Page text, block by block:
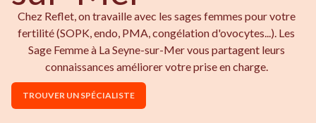
Chez Reflet, on travaille avec les sages femmes pour votre
fertilité (SOPK, endo, PMA, congélation d'ovocytes...). Les
Sage Femme à La Seyne-sur-Mer vous partagent leurs
connaissances améliorer votre prise en charge.
TROUVER UN SPÉCIALISTE